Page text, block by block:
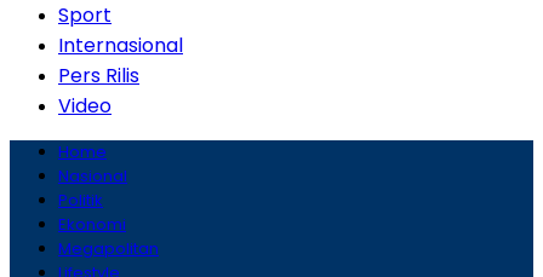
Sport
Internasional
Pers Rilis
Video
Home
Nasional
Politik
Ekonomi
Megapolitan